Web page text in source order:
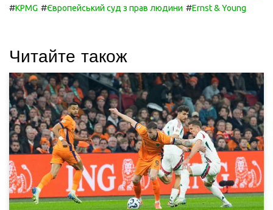
#KPMG #Європейський суд з прав людини #Ernst & Young
Читайте також